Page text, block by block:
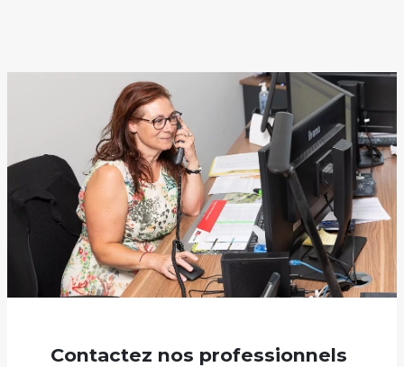
Contactez nos professionnels